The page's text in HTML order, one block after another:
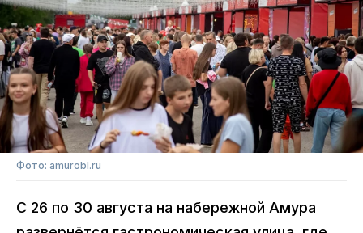
Фото: amurobl.ru
С 26 по 30 августа на набережной Амура